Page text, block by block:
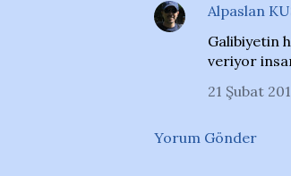
Alpaslan
Galibiyetin
veriyor
21 Şubat
Yorum Gönder